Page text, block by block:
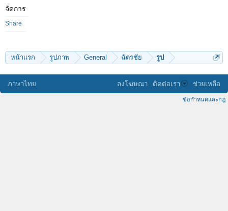
จัดการ
Share
หน้าแรก รูปภาพ General ฉัตรชัย รูป
ภาษาไทย ลงโฆษณา ติดต่อเรา ช่วยเหลือ
ข้อกำหนดและกฎ